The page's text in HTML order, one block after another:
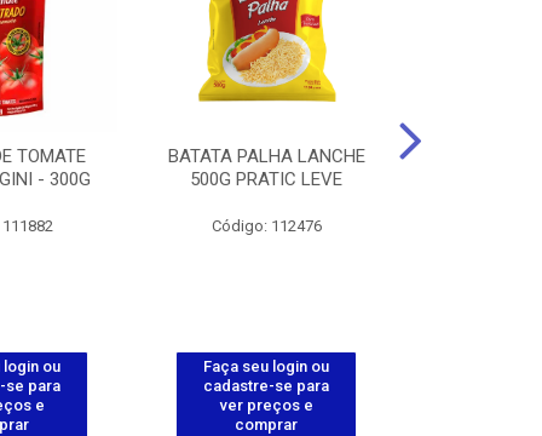
TOMATE
- 300G
login ou
se para
e
BATATA PALHA LANCHE
500G PRATIC LEVE
Código: 112476
Faça seu login ou
cadastre-se para
ver preços e
comprar